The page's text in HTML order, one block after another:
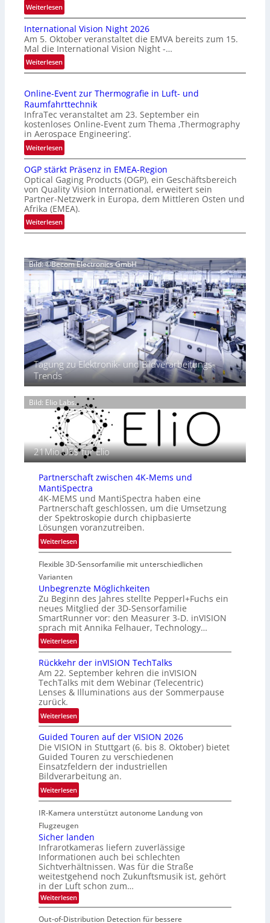
Weiterlesen:
H
o
m
e
p
a
e
‚
H
y
p
e
r
s
p
e
c
t
r
l
N
w
s
‘
International Vision Night 2026
Am 5. Oktober veranstaltet die EMVA bereits zum 15.
Mal die International Vision Night -…
Weiterlesen:
I
t
e
r
n
a
t
o
n
a
l
V
i
i
o
N
i
g
h
t
2
0
2
6
Online-Event zur Thermografie in Luft- und
Raumfahrttechnik
InfraTec veranstaltet am 23. September ein
kostenloses Online-Event zum Thema ‚Thermography
in Aerospace Engineering‘.
Weiterlesen:
O
n
l
i
n
e
-
e
n
z
u
r
T
h
r
m
o
g
r
a
f
i
e
n
L
u
f
t
-
u
R
a
u
m
f
a
h
r
t
t
e
c
h
i
k
OGP stärkt Präsenz in EMEA-Region
Optical Gaging Products (OGP), ein Geschäftsbereich
von Quality Vision International, erweitert sein
Partner-Netzwerk in Europa, dem Mittleren Osten und
Afrika (EMEA).
Weiterlesen:
O
P
s
ä
r
t
P
r
ä
s
e
z
i
n
E
M
E
A
-
R
e
g
i
o
n
Bild: ©Becom Electronics GmbH
Tagung zu Elektronik- und Bildverarbeitungs-
Trends
Bild: Elio Labs.
21Mio.US$ für Elio
Partnerschaft zwischen 4K-Mems und
MantiSpectra
4K-MEMS und MantiSpectra haben eine
Partnerschaft geschlossen, um die Umsetzung
der Spektroskopie durch chipbasierte
Lösungen voranzutreiben.
Weiterlesen:
P
a
t
n
e
r
s
c
h
a
f
t
i
s
c
h
e
n
4
K
-
M
e
m
s
u
n
d
M
a
Flexible 3D-Sensorfamilie mit unterschiedlichen
Varianten
Unbegrenzte Möglichkeiten
Zu Beginn des Jahres stellte Pepperl+Fuchs ein
neues Mitglied der 3D-Sensorfamilie
SmartRunner vor: den Measurer 3-D. inVISION
sprach mit Annika Felhauer, Technology…
Weiterlesen:
U
n
b
e
g
r
e
z
t
e
M
ö
g
l
i
c
h
k
e
i
t
e
Rückkehr der inVISION TechTalks
Am 22. September kehren die inVISION
TechTalks mit dem Webinar (Telecentric)
Lenses & Illuminations aus der Sommerpause
zurück.
Weiterlesen:
R
ü
c
k
k
e
h
d
e
r
i
n
V
I
S
I
Guided Touren auf der VISION 2026
Die VISION in Stuttgart (6. bis 8. Oktober) bietet
Guided Touren zu verschiedenen
Einsatzfeldern der industriellen
Bildverarbeitung an.
Weiterlesen:
G
u
i
d
e
d
T
o
u
r
IR-Kamera unterstützt autonome Landung von
Flugzeugen
Sicher landen
Infrarotkameras liefern zuverlässige
Informationen auch bei schlechten
Sichtverhältnissen. Was für die Straße
weitestgehend noch Zukunftsmusik ist, gehört
in der Luft schon zum…
Weiterlesen:
S
Out-of-Distribution Detection für bessere